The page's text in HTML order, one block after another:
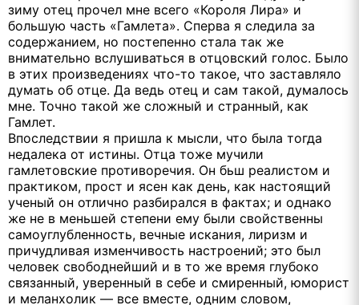
зиму отец прочел мне всего «Короля Лира» и
большую часть «Гамлета». Сперва я следила за
содержанием, но постепенно стала так же
внимательно вслушиваться в отцовский голос. Было
в этих произведениях что-то такое, что заставляло
думать об отце. Да ведь отец и сам такой, думалось
мне. Точно такой же сложный и странный, как
Гамлет.
Впоследствии я пришла к мысли, что была тогда
недалека от истины. Отца тоже мучили
гамлетовские противоречия. Он бьш реалистом и
практиком, прост и ясен как день, как настоящий
ученый он отлично разбирался в фактах; и однако
же не в меньшей степени ему были свойственны
самоуглубленность, вечные искания, лиризм и
причудливая изменчивость настроений; это был
человек свободнейший и в то же время глубоко
связанный, уверенный в себе и смиренный, юморист
и меланхолик — все вместе, одним словом,